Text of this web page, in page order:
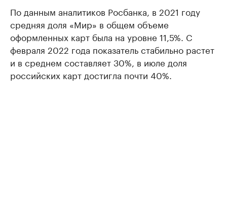
По данным аналитиков Росбанка, в 2021 году
средняя доля «Мир» в общем объеме
оформленных карт была на уровне 11,5%. С
февраля 2022 года показатель стабильно растет
и в среднем составляет 30%, в июле доля
российских карт достигла почти 40%.